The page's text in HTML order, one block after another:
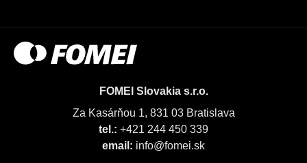
FOMEI Slovakia s.r.o.
Za Kasárňou 1, 831 03 Bratislava
tel.: +421 244 450 339
email: info@fomei.sk